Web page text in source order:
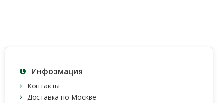
Информация
Контакты
Доставка по Москве